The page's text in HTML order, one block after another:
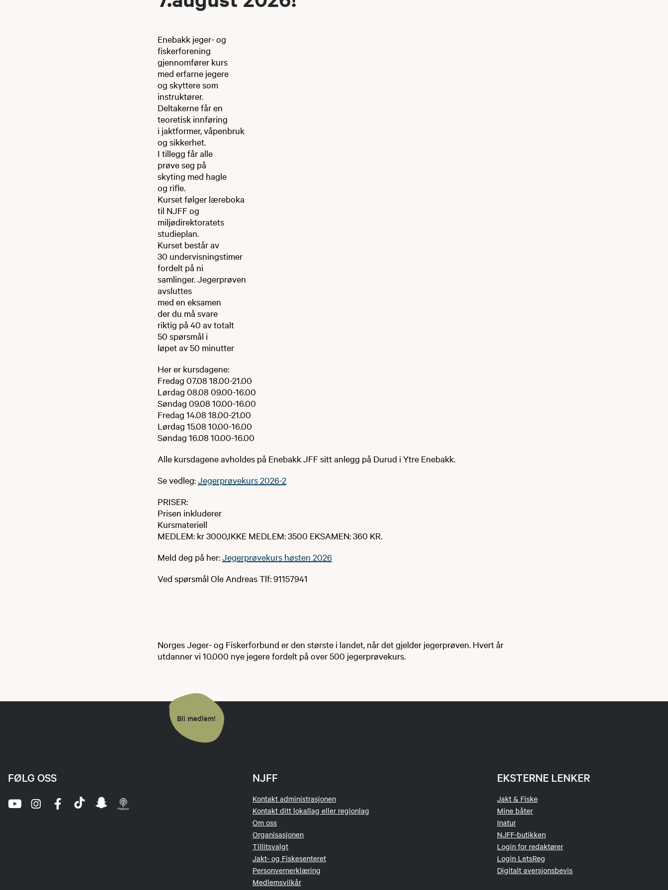
Enebakk jeger- og
fiskerforening
gjennomfører kurs
med erfarne jegere
og skyttere som
instruktører.
Deltakerne får en
teoretisk innføring
i jaktformer, våpenbruk
og sikkerhet.
I tillegg får alle
prøve seg på
skyting med hagle
og rifle.
Kurset følger læreboka
til NJFF og
miljødirektoratets
studieplan.
Kurset består av
30 undervisningstimer
fordelt på ni
samlinger. Jegerprøven
avsluttes
med en eksamen
der du må svare
riktig på 40 av totalt
50 spørsmål i
løpet av 50 minutter
Her er kursdagene:
Fredag 07.08 18.00-21.00
Lørdag 08.08 09.00-16.00
Søndag 09.08 10.00-16.00
Fredag 14.08 18.00-21.00
Lørdag 15.08 10.00-16.00
Søndag 16.08 10.00-16.00
Alle kursdagene avholdes på Enebakk JFF sitt anlegg på Durud i Ytre Enebakk.
Se vedleg:Jegerprøvekurs 2026-2
PRISER:
Prisen inkluderer
Kursmateriell
MEDLEM: kr 3000,IKKE MEDLEM: 3500 EKSAMEN: 360 KR.
Meld deg på her:Jegerprøvekurs høsten 2026
Ved spørsmål Ole Andreas Tlf: 91157941
Norges Jeger- og Fiskerforbund er den største i landet, når det gjelder jegerprøven. Hvert år
utdanner vi 10.000 nye jegere fordelt på over 500 jegerprøvekurs.
Bli medlem!
NJFF
Kontakt administrasjonen
Kontakt ditt lokallag eller regionlag
Om oss
Organisasjonen
Tillitsvalgt
Jakt- og Fiskesenteret
Personvernerklæring
Medlemsvilkår
EKSTERNE LENKER
Jakt & Fiske
Mine båter
Inatur
NJFF-butikken
Login for redaktører
Login LetsReg
Digitalt aversjonsbevis
FØLG OSS